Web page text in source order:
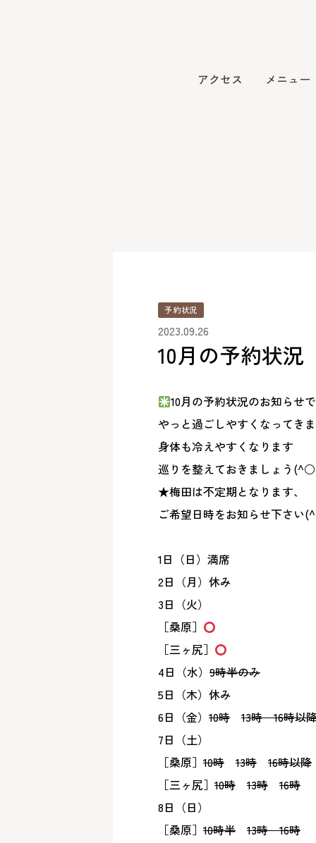
アクセス メニュー
予約状況
2023.09.26
10月の予約状況
10月の予約状況のお知らせ
やっと過ごしやすくなってき
身体も冷えやすくなります
巡りを整えておきましょう
★梅田は不定期となります、
ご希望日時をお知らせ下さい
1日（日）満席
2日（月）休み
3日（火）
［桑原］
［三ヶ尻］
4日（水） 9時半のみ
5日（木）休み
6日（金） 10時 13時16時以
7日（土）
［桑原］ 10時 13時
16時以降
［三ヶ尻］ 10時 13時
16時
8日（日）
［桑原］ 10時半
13時 16時